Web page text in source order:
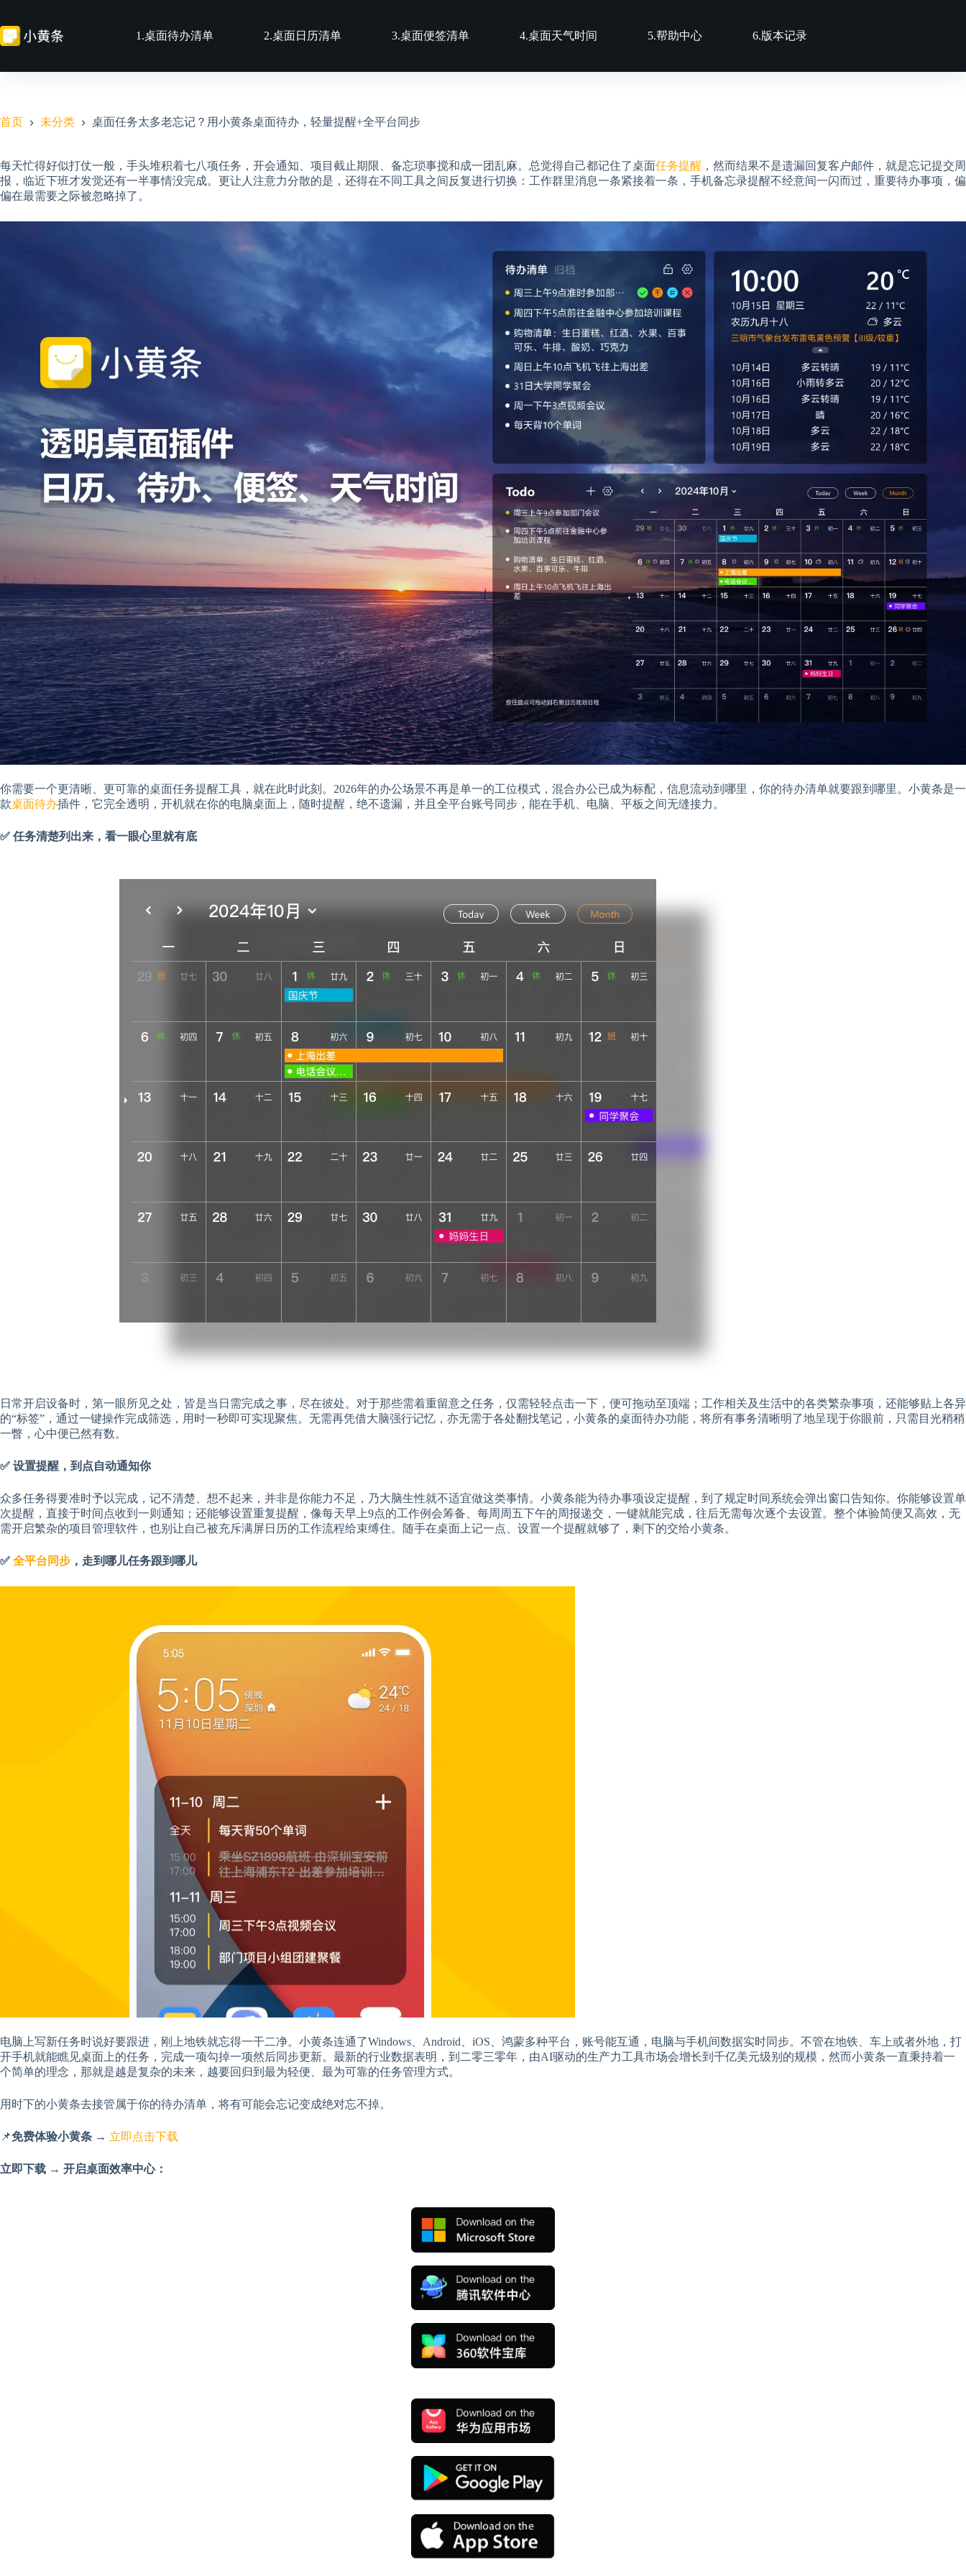
内
1.桌面待办清单 2.桌面日历清单 3.桌面便签清单 4.桌面天气时间 5.帮助中心 6.版本记录
首页 未分类 桌面任务太多老忘记？用小黄条桌面待办，轻量提醒+全平台同步
每天忙得好似打仗一般，手头堆积着七八项任务，开会通知、项目截止期限、备忘琐事搅和成一团乱麻。总觉得自己都记住了桌面任务提醒 ，然而结果不是遗漏回复客户邮件，就是忘记提交周
报，临近下班才发觉还有一半事情没完成。更让人注意力分散的是，还得在不同工具之间反复进行切换：工作群里消息一条紧接着一条，手机备忘录提醒不经意间一闪而过，重要待办事项，偏
偏在最需要之际被忽略掉了。
你需要一个更清晰、更可靠的桌面任务提醒工具，就在此时此刻。2026年的办公场景不再是单一的工位模式，混合办公已成为标配，信息流动到哪里，你的待办清单就要跟到哪里。小黄条是一
款桌面待办插件，它完全透明，开机就在你的电脑桌面上，随时提醒，绝不遗漏，并且全平台账号同步，能在手机、电脑、平板之间无缝接力。
✅ 任务清楚列出来，看一眼心里就有底
日常开启设备时，第一眼所见之处，皆是当日需完成之事，尽在彼处。对于那些需着重留意之任务，仅需轻轻点击一下，便可拖动至顶端；工作相关及生活中的各类繁杂事项，还能够贴上各异
的“标签”，通过一键操作完成筛选，用时一秒即可实现聚焦。无需再凭借大脑强行记忆，亦无需于各处翻找笔记，小黄条的桌面待办功能，将所有事务清晰明了地呈现于你眼前，只需目光稍稍
一瞥，心中便已然有数。
✅ 设置提醒，到点自动通知你
众多任务得要准时予以完成，记不清楚、想不起来，并非是你能力不足，乃大脑生性就不适宜做这类事情。小黄条能为待办事项设定提醒，到了规定时间系统会弹出窗口告知你。你能够设置单
次提醒，直接于时间点收到一则通知；还能够设置重复提醒，像每天早上9点的工作例会筹备、每周周五下午的周报递交，一键就能完成，往后无需每次逐个去设置。整个体验简便又高效，无
需开启繁杂的项目管理软件，也别让自己被充斥满屏日历的工作流程给束缚住。随手在桌面上记一点、设置一个提醒就够了，剩下的交给小黄条。
✅ 全平台同步 ，走到哪儿任务跟到哪儿
电脑上写新任务时说好要跟进，刚上地铁就忘得一干二净。小黄条连通了Windows、Android、iOS、鸿蒙多种平台，账号能互通，电脑与手机间数据实时同步。不管在地铁、车上或者外地，打
开手机就能瞧见桌面上的任务，完成一项勾掉一项然后同步更新。最新的行业数据表明，到二零三零年，由AI驱动的生产力工具市场会增长到千亿美元级别的规模，然而小黄条一直秉持着一
个简单的理念，那就是越是复杂的未来，越要回归到最为轻便、最为可靠的任务管理方式。
用时下的小黄条去接管属于你的待办清单，将有可能会忘记变成绝对忘不掉。
📌免费体验小黄条 → 立即点击下载
立即下载 → 开启桌面效率中心：